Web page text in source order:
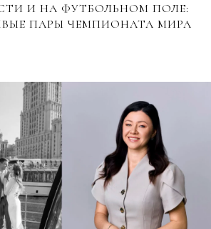
И НА ФУТБОЛЬНОМ ПОЛЕ:
ПАРЫ ЧЕМПИОНАТА МИРА